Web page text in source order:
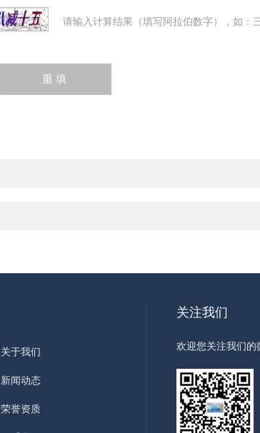
请输入计算结果（填写阿拉伯数字），如：
关于我们
新闻动态
荣誉资质
关注我们
欢迎您关注我们的